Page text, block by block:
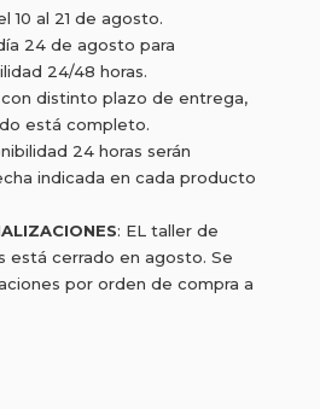
10 al 21 de agosto.
24 de agosto para
24/48 horas.
distinto plazo de entrega,
está completo.
24 horas serán
indicada en cada producto
: EL taller de
está cerrado en agosto. Se
por orden de compra a